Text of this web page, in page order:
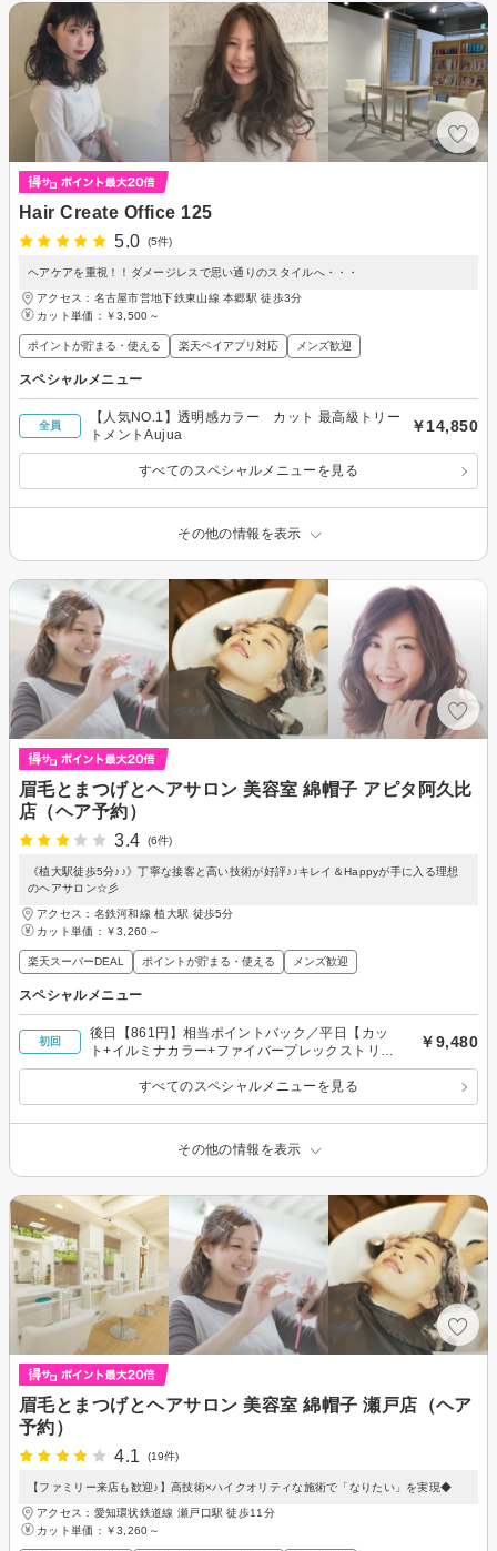
Hair Create Office 125
5.0
(5件)
ヘアケアを重視！！ダメージレスで思い通りのスタイルへ・・・
アクセス：名古屋市営地下鉄東山線 本郷駅 徒歩3分
カット単価： ￥3,500～
ポイントが貯まる・使える 楽天ペイアプリ対応 メンズ歓迎
スペシャルメニュー
全員
【人気NO.1】透明感カラー カット 最高級トリー
トメントAujua
￥14,850
すべてのスペシャルメニューを見る
その他の情報を表示
眉毛とまつげとヘアサロン 美容室 綿帽子 アピタ阿久比
店（ヘア予約）
3.4
(6件)
《植大駅徒歩5分♪♪》丁寧な接客と高い技術が好評♪♪キレイ＆Happyが手に入る理想
のヘアサロン☆彡
アクセス：名鉄河和線 植大駅 徒歩5分
カット単価： ￥3,260～
楽天スーパーDEAL ポイントが貯まる・使える メンズ歓迎
スペシャルメニュー
初回
後日【861円】相当ポイントバック／平日【カッ
ト+イルミナカラー+ファイバープレックストリー
トメント】
￥9,480
すべてのスペシャルメニューを見る
その他の情報を表示
眉毛とまつげとヘアサロン 美容室 綿帽子 瀬戸店（ヘア
予約）
4.1
(19件)
【ファミリー来店も歓迎♪】高技術×ハイクオリティな施術で「なりたい」を実現◆
アクセス：愛知環状鉄道線 瀬戸口駅 徒歩11分
カット単価： ￥3,260～